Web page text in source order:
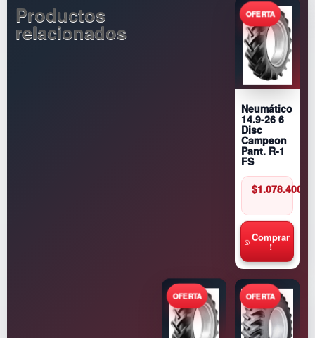
Productos
relacionados
Neumático
14.9-26 6
Disc
Campeon
Pant. R-1
FS
$1.078.400
Comprar
!